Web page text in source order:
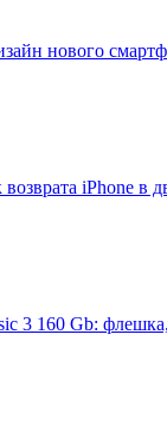
нового
iPhone в
3 160 Gb: